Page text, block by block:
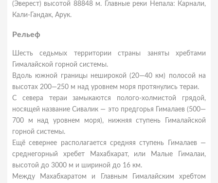
(Эверест) высотой 88848 м. Главные реки Непала: Карнали,
Кали-Гандак, Арук.
Рельеф
Шесть седьмых территории страны заняты хребтами
Гималайской горной системы.
Вдоль южной границы неширокой (20—40 км) полосой на
высотах 200—250 м над уровнем моря протянулись тераи.
С севера тераи замыкаются полого-холмистой грядой,
носящей название Сивалик — это предгорья Гималаев (500—
700 м над уровнем моря), нижняя ступень Гималайской
горной системы.
Ещё севернее располагается средняя ступень Гималаев —
среднегорный хребет Махабхарат, или Малые Гималаи,
высотой до 3000 м и шириной до 16 км.
Между Махабхаратом и Главным Гималайским хребтом